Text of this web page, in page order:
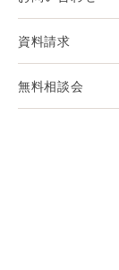
資料請求
無料相談会